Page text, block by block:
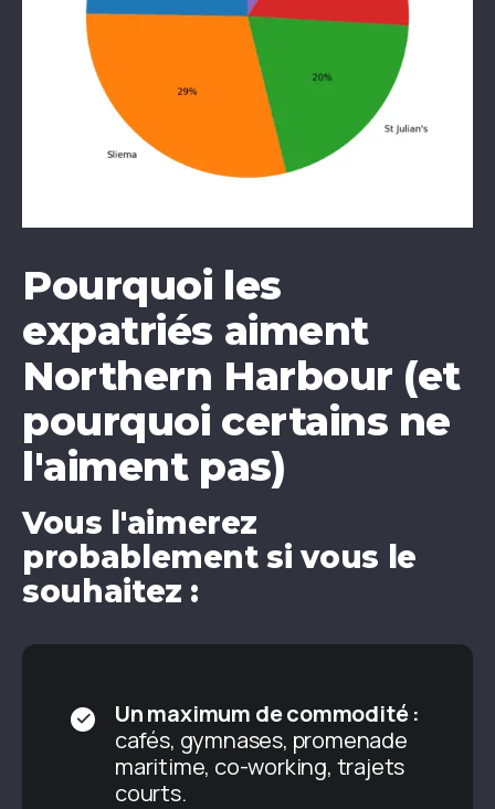
Pourquoi les
expatriés aiment
Northern Harbour (et
pourquoi certains ne
l'aiment pas)
Vous l'aimerez
probablement si vous le
souhaitez :
Un maximum de commodité :
cafés, gymnases, promenade
maritime, co-working, trajets
courts.